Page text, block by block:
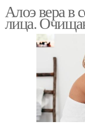
Алоэ вера в
лица.